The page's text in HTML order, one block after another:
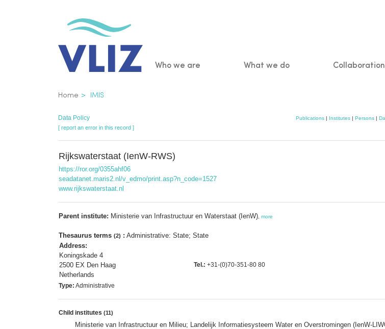
Main
Who we are What we do
Breadcrumb
Home IMIS
Data Policy Publications | Institutes | Persons |
[ report an error in this record ]
Rijkswaterstaat (IenW-RWS)
https://ror.org/0355ahf06
seadatanet.maris2.nl/v_edmo/print.asp?n_code=1527
www.rijkswaterstaat.nl
Parent institute: Ministerie van Infrastructuur en Waterstaat (IenW) more
Thesaurus terms (2) : Administrative: State; State
Address:
Koningskade 4
2500 EX Den Haag
Netherlands
Tel.: +31-(0)70-351-80 80
Type: Administrative
Child institutes (11)
Ministerie van Infrastructuur en Milieu; Landelijk Informatiesysteem Water en Overstromingen (IenW-